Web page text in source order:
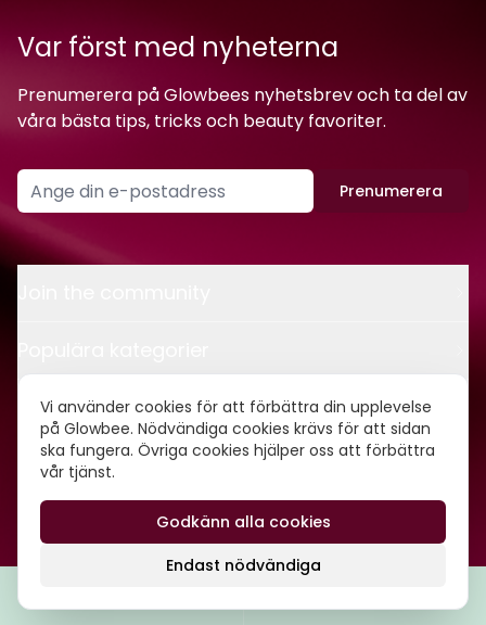
Vi använder cookies för att förbättra din upplevelse
på Glowbee. Nödvändiga cookies krävs för att sidan
ska fungera. Övriga cookies hjälper oss att förbättra
vår tjänst.
Endast nödvändiga
Godkänn alla cookies
Var först med nyheterna
Prenumerera på Glowbees nyhetsbrev och ta del av
våra bästa tips, tricks och beauty favoriter.
Prenumerera
Kontakt
Om oss
©2026Glowbee AB • Org.nr: 559540-5837